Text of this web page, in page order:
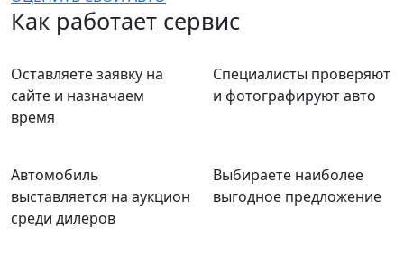
Как работает сервис
Оставляете заявку на
сайте и назначаем
время
Специалисты проверяют
и фотографируют авто
Автомобиль
выставляется на аукцион
среди дилеров
Выбираете наиболее
выгодное предложение